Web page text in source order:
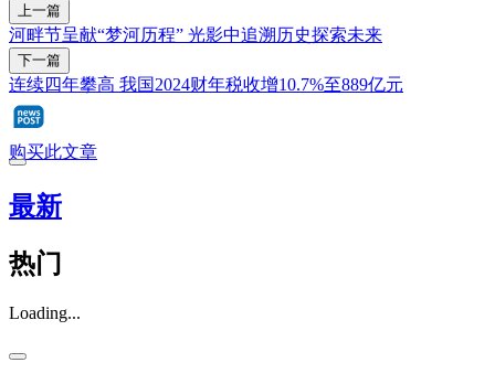
上一篇
河畔节呈献“梦河历程” 光影中追溯历史探索未来
下一篇
连续四年攀高 我国2024财年税收增10.7%至889亿元
购买此文章
最新
热门
Loading...